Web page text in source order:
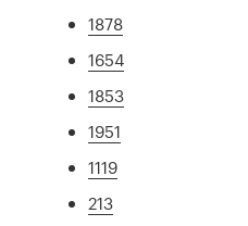
1878
1654
1853
1951
1119
213